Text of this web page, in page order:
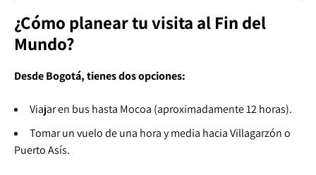
¿Cómo planear tu visita al Fin del
Mundo?
Desde Bogotá, tienes dos opciones:
Viajar en bus hasta Mocoa (aproximadamente 12 horas).
Tomar un vuelo de una hora y media hacia Villagarzón o
Puerto Asís.